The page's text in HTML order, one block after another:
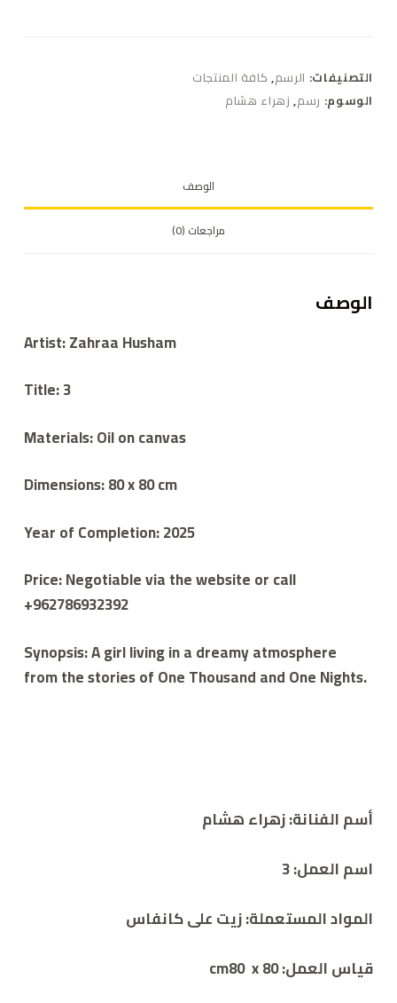
التصنيفات: الرسم, كافة المنتجات
الوسوم: رسم, زهراء هشام
الوصف
مراجعات (0)
الوصف
Artist: Zahraa Husham
Title: 3
Materials: Oil on canvas
Dimensions: 80 x 80 cm
Year of Completion: 2025
Price: Negotiable via the website or call
+962786932392
Synopsis: A girl living in a dreamy atmosphere
from the stories of One Thousand and One Nights.
أسم الفنانة:زهراء هشام
اسم العمل: 3
المواد المستعملة: زيت على كانفاس
قياس العمل: 80 cm80 x